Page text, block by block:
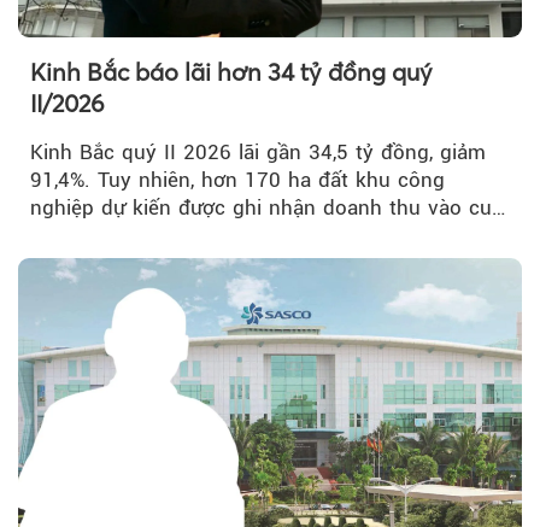
Kinh Bắc báo lãi hơn 34 tỷ đồng quý
II/2026
Kinh Bắc quý II 2026 lãi gần 34,5 tỷ đồng, giảm
91,4%. Tuy nhiên, hơn 170 ha đất khu công
nghiệp dự kiến được ghi nhận doanh thu vào cuối